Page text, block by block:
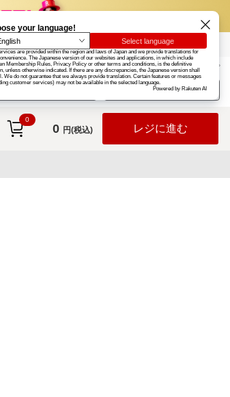
楽天グループ カード
お知らせ ヘルプ
ログイン
0
0 円(税込) レジに進む